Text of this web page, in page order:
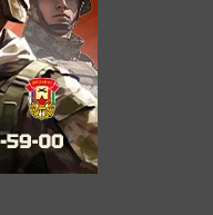
в
MАХ: